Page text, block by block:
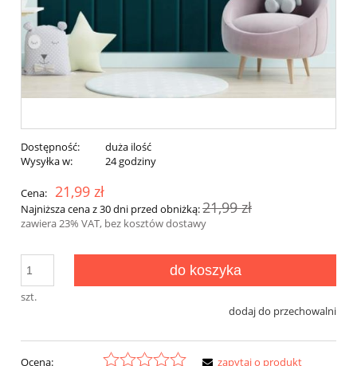
Dostępność:
duża ilość
Wysyłka w:
24 godziny
Cena: 21,99 zł
Najniższa cena z 30 dni przed obniżką:21,99 zł
zawiera 23% VAT, bez kosztów dostawy
szt.
do koszyka
dodaj do przechowalni
Ocena:
zapytaj o produkt